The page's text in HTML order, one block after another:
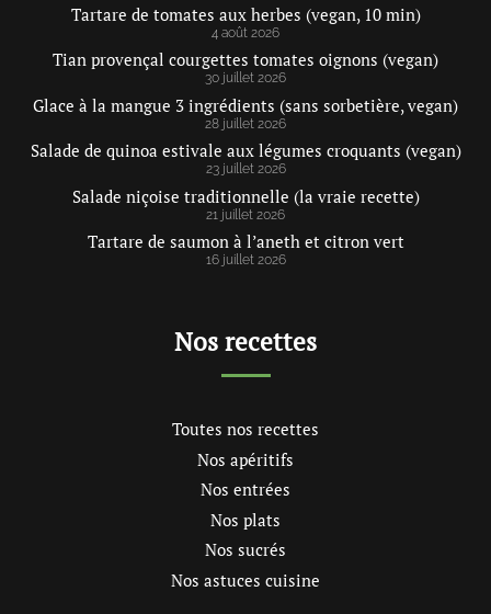
Tartare de tomates aux herbes (vegan, 10 min)
4 août 2026
Tian provençal courgettes tomates oignons (vegan)
30 juillet 2026
Glace à la mangue 3 ingrédients (sans sorbetière, vegan)
28 juillet 2026
Salade de quinoa estivale aux légumes croquants (vegan)
23 juillet 2026
Salade niçoise traditionnelle (la vraie recette)
21 juillet 2026
Tartare de saumon à l’aneth et citron vert
16 juillet 2026
Nos recettes
Toutes nos recettes
Nos apéritifs
Nos entrées
Nos plats
Nos sucrés
Nos astuces cuisine